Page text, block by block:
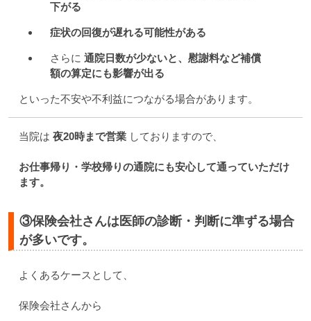
下がる
症状の回復が遅れる可能性がある
さらに 通院日数が少ないと、慰謝料など補償
額の算定にも影響が出る
といった不安や不利益につながる場合があります。
当院は 夜20時まで営業 しておりますので、
お仕事帰り・学校帰りの通院にも安心して通っていただけ
ます。
③保険会社さんは医師の診断・判断に準ずる場合
が多いです。
よくあるケースとして、
保険会社さんから